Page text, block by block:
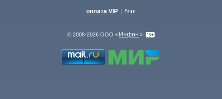
оплата VIP | блог
© 2008-2026 ООО « Инфон »